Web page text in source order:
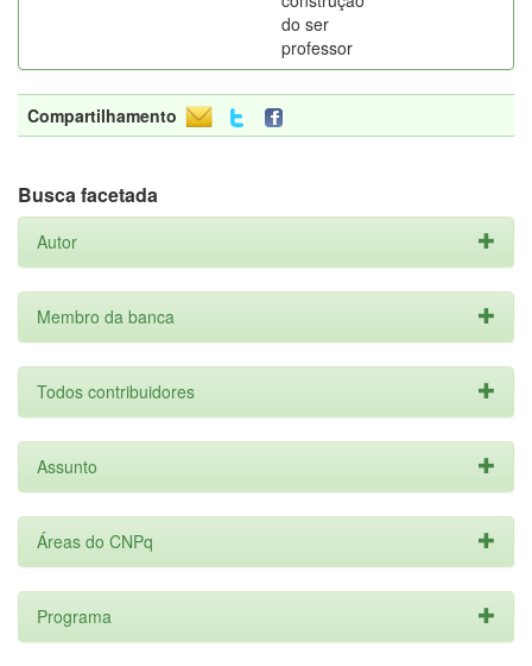
do ser
professor
Compartilhamento
Busca facetada
Autor
Membro da banca
Todos contribuidores
Assunto
Áreas do CNPq
Programa